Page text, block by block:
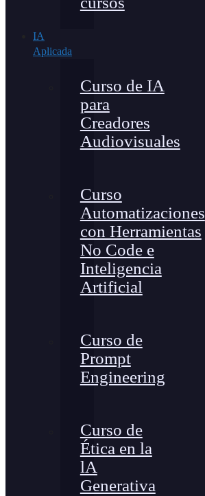
IA
Aplicada
Curso de IA
para
Creadores
Audiovisuales
Curso
Automatizaciones
con Herramientas
No Code e
Inteligencia
Artificial
Curso de
Prompt
Engineering
Curso de
Ética en la
lA
Generativa